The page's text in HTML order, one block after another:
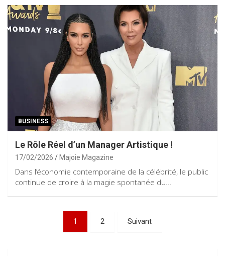
BUSINESS
Le Rôle Réel d’un Manager Artistique !
17/02/2026 Majoie Magazine
Dans l’économie contemporaine de la célébrité, le public
continue de croire à la magie spontanée du…
1 2 Suivant